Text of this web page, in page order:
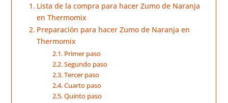
Lista de la compra para hacer Zumo de Naranja
en Thermomix
Preparación para hacer Zumo de Naranja en
Thermomix
Primer paso
Segundo paso
Tercer paso
Cuarto paso
Quinto paso